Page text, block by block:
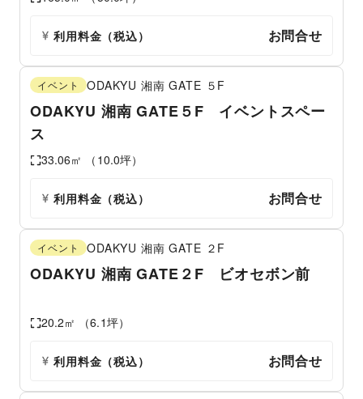
利用料金（税込） お問合せ
イベント ODAKYU 湘南 GATE ５F
ODAKYU 湘南 GATE５F イベントスペー
ス
33.06㎡ （ 10.0坪）
利用料金（税込） お問合せ
イベント ODAKYU 湘南 GATE ２F
ODAKYU 湘南 GATE２F ビオセボン前
20.2㎡ （6.1坪）
利用料金（税込） お問合せ